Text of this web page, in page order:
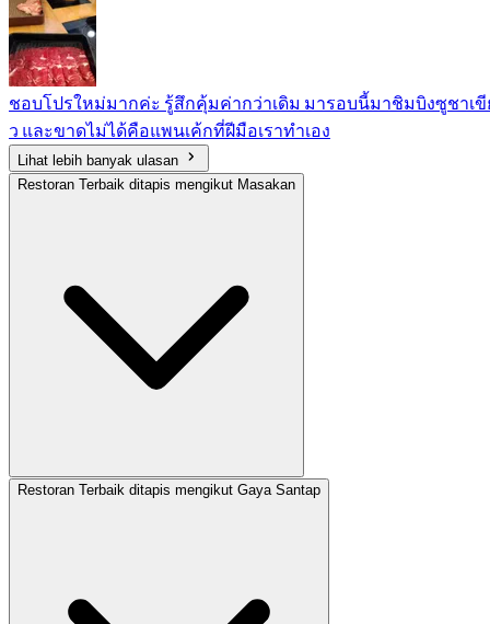
ชอบโปรใหม่มากค่ะ​ รู้สึกคุ้มค่ากว่าเดิม​ มารอบนี้มาชิมบิงซูชาเขี
ว​ และขาดไม่ได้คือแพนเค้กที่ฝีมือเราทำเอง
Lihat lebih banyak ulasan
Restoran Terbaik ditapis mengikut Masakan
Restoran Terbaik ditapis mengikut Gaya Santap